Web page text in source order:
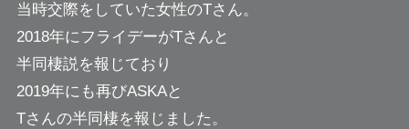
当時交際をしていた女性のTさん。
2018年にフライデーがTさんと
半同棲説を報じており
2019年にも再びASKAと
Tさんの半同棲を報じました。